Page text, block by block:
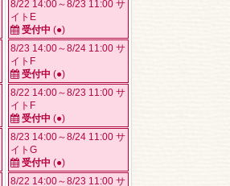
8/22 14:00～8/23 11:00 サ
イトE
受付中 (●)
8/23 14:00～8/24 11:00 サ
イトF
受付中 (●)
8/22 14:00～8/23 11:00 サ
イトF
受付中 (●)
8/23 14:00～8/24 11:00 サ
イトG
受付中 (●)
8/22 14:00～8/23 11:00 サ